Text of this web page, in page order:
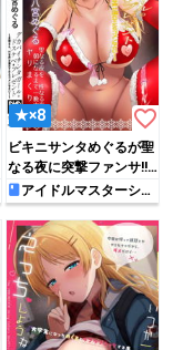
★×8 favorite_border
ビキニサンタめぐるが聖
なる夜に突撃ファンサ!!
朝まで騎乗位でパコって
ザー◯ンまみれになる♡
アイドルマスターシャ
イニーカラーズ